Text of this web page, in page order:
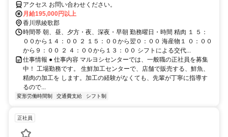
アクセス お問い合わせください。
月給195,000円以上
香川県綾歌郡
時間帯 朝、昼、夕方・夜、深夜・早朝 勤務曜日・時間 精肉 １ ５：
００から１４：００ ２ １５：００から翌０：００ 海産物１ ０：００
から９：００ ２ ４：００から１３：００ シフトによる交代...
仕事情報 ● 仕事内容 マルヨシセンターでは、一般職の正社員を募集
中！ 工場勤務です。 生鮮加工センターで、店舗で販売する、鮮魚、
精肉の加工を します。加工の経験がなくても、先輩が丁寧に指導す
るので...
変形労働時間制 交通費支給 シフト制
正社員